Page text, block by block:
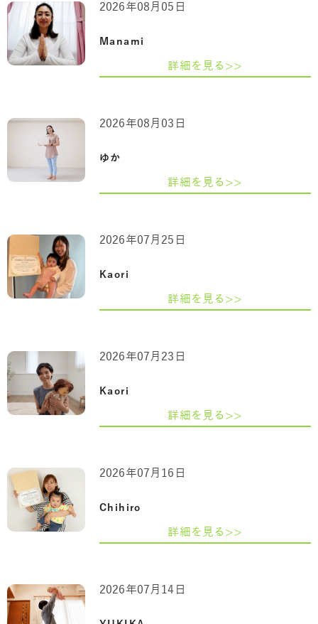
Manami
2026年08月05日
詳細を見る>>
ゆか
2026年08月03日
詳細を見る>>
Kaori
2026年07月25日
詳細を見る>>
Kaori
2026年07月23日
詳細を見る>>
Chihiro
2026年07月16日
詳細を見る>>
2026年07月14日